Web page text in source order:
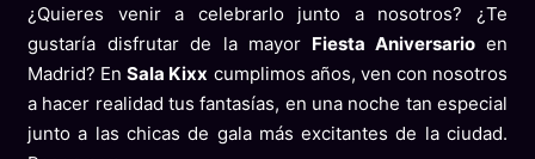
¿Quieres venir a celebrarlo junto a nosotros? ¿Te
gustaría disfrutar de la mayor Fiesta Aniversarioen
Madrid? EnSala Kixx cumplimos años, ven con nosotros
a hacer realidad tus fantasías, en una noche tan especial
junto a las chicas de gala más excitantes de la ciudad.